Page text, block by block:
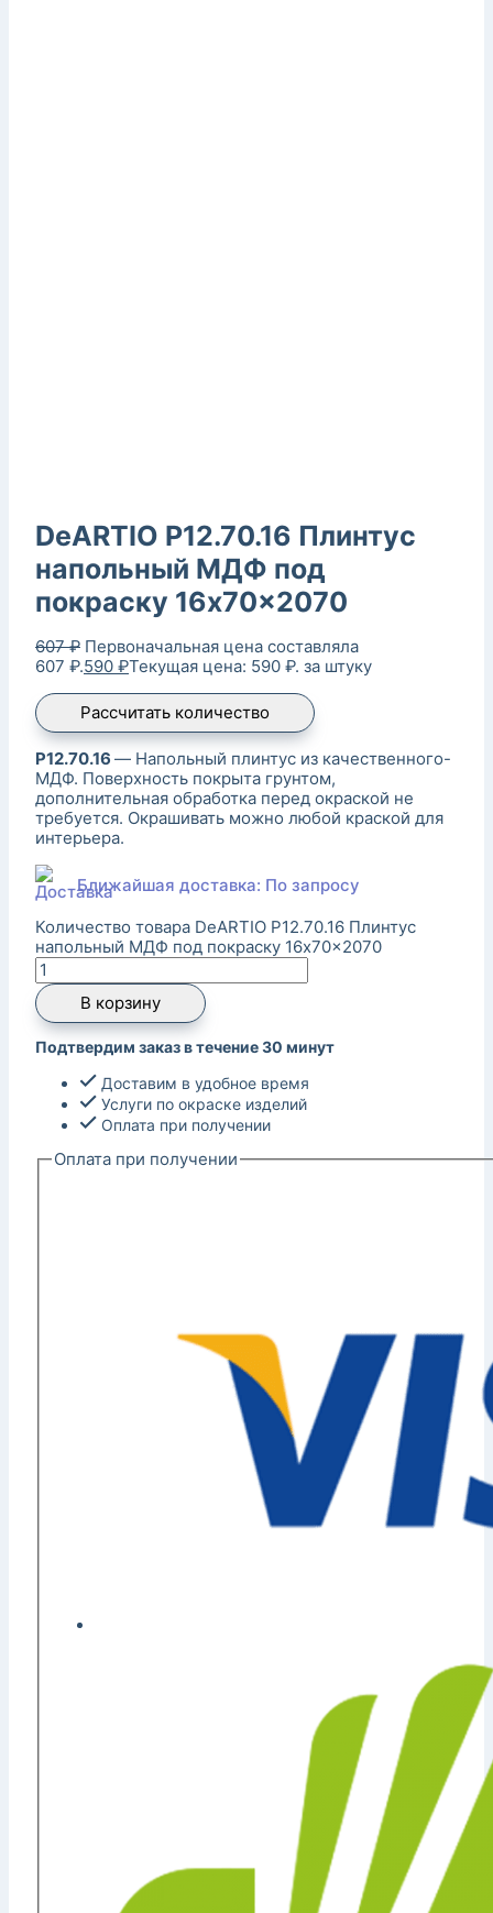
DeARTIO P12.70.16 Плинтус
напольный МДФ под
покраску 16x70x2070
607₽ Первоначальная цена составляла
607 ₽.590 ₽Текущая цена: 590 ₽. за штуку
Рассчитать количество
P12.70.16 — Напольный плинтус из качественного-
МДФ. Поверхность покрыта грунтом,
дополнительная обработка перед окраской не
требуется. Окрашивать можно любой краской для
интерьера.
Ближайшая доставка: По запросу
Количество товара DeARTIO P12.70.16 Плинтус
напольный МДФ под покраску 16x70x2070
В корзину
Подтвердим заказ в течение 30 минут
Доставим в удобное время
Услуги по окраске изделий
Оплата при получении
Оплата при получении